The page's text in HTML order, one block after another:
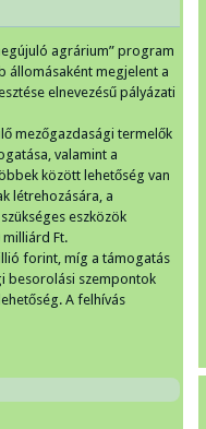
agrárium” program
állomásaként megjelent a
elnevezésű pályázati
mezőgazdasági termelők
valamint a
között lehetőség van
létrehozására, a
eszközök
Ft.
forint, míg a támogatás
besorolási szempontok
A felhívás